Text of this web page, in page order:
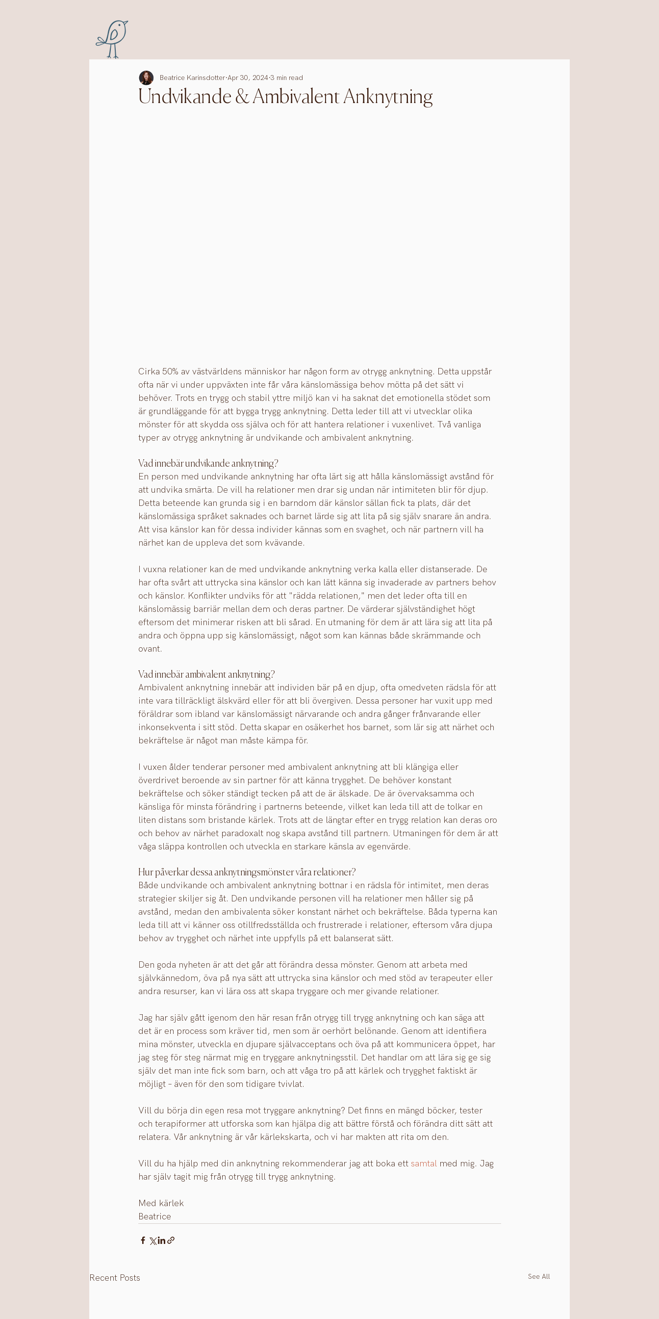
Undvikande & Ambivalent Anknytning
Beatrice Karinsdotter Apr 30, 2024 3 min read
Cirka 50% av västvärldens människor har någon form av otrygg anknytning. Detta uppstår
ofta när vi under uppväxten inte får våra känslomässiga behov mötta på det sätt vi
behöver. Trots en trygg och stabil yttre miljö kan vi ha saknat det emotionella stödet som
är grundläggande för att bygga trygg anknytning. Detta leder till att vi utvecklar olika
mönster för att skydda oss själva och för att hantera relationer i vuxenlivet. Två vanliga
typer av otrygg anknytning är undvikande och ambivalent anknytning.
Vad innebär undvikande anknytning?
En person med undvikande anknytning har ofta lärt sig att hålla känslomässigt avstånd för
att undvika smärta. De vill ha relationer men drar sig undan när intimiteten blir för djup.
Detta beteende kan grunda sig i en barndom där känslor sällan fick ta plats, där det
känslomässiga språket saknades och barnet lärde sig att lita på sig själv snarare än andra.
Att visa känslor kan för dessa individer kännas som en svaghet, och när partnern vill ha
närhet kan de uppleva det som kvävande.
I vuxna relationer kan de med undvikande anknytning verka kalla eller distanserade. De
har ofta svårt att uttrycka sina känslor och kan lätt känna sig invaderade av partners behov
och känslor. Konflikter undviks för att "rädda relationen," men det leder ofta till en
känslomässig barriär mellan dem och deras partner. De värderar självständighet högt
eftersom det minimerar risken att bli sårad. En utmaning för dem är att lära sig att lita på
andra och öppna upp sig känslomässigt, något som kan kännas både skrämmande och
ovant.
Vad innebär ambivalent anknytning?
Ambivalent anknytning innebär att individen bär på en djup, ofta omedveten rädsla för att
inte vara tillräckligt älskvärd eller för att bli övergiven. Dessa personer har vuxit upp med
föräldrar som ibland var känslomässigt närvarande och andra gånger frånvarande eller
inkonsekventa i sitt stöd. Detta skapar en osäkerhet hos barnet, som lär sig att närhet och
bekräftelse är något man måste kämpa för.
I vuxen ålder tenderar personer med ambivalent anknytning att bli klängiga eller
överdrivet beroende av sin partner för att känna trygghet. De behöver konstant
bekräftelse och söker ständigt tecken på att de är älskade. De är övervaksamma och
känsliga för minsta förändring i partnerns beteende, vilket kan leda till att de tolkar en
liten distans som bristande kärlek. Trots att de längtar efter en trygg relation kan deras oro
och behov av närhet paradoxalt nog skapa avstånd till partnern. Utmaningen för dem är att
våga släppa kontrollen och utveckla en starkare känsla av egenvärde.
Hur påverkar dessa anknytningsmönster våra relationer?
Både undvikande och ambivalent anknytning bottnar i en rädsla för intimitet, men deras
strategier skiljer sig åt. Den undvikande personen vill ha relationer men håller sig på
avstånd, medan den ambivalenta söker konstant närhet och bekräftelse. Båda typerna kan
leda till att vi känner oss otillfredsställda och frustrerade i relationer, eftersom våra djupa
behov av trygghet och närhet inte uppfylls på ett balanserat sätt.
Den goda nyheten är att det går att förändra dessa mönster. Genom att arbeta med
självkännedom, öva på nya sätt att uttrycka sina känslor och med stöd av terapeuter eller
andra resurser, kan vi lära oss att skapa tryggare och mer givande relationer.
Jag har själv gått igenom den här resan från otrygg till trygg anknytning och kan säga att
det är en process som kräver tid, men som är oerhört belönande. Genom att identifiera
mina mönster, utveckla en djupare självacceptans och öva på att kommunicera öppet, har
jag steg för steg närmat mig en tryggare anknytningsstil. Det handlar om att lära sig ge sig
själv det man inte fick som barn, och att våga tro på att kärlek och trygghet faktiskt är
möjligt – även för den som tidigare tvivlat.
Vill du börja din egen resa mot tryggare anknytning? Det finns en mängd böcker, tester
och terapiformer att utforska som kan hjälpa dig att bättre förstå och förändra ditt sätt att
relatera. Vår anknytning är vår kärlekskarta, och vi har makten att rita om den.
Vill du ha hjälp med din anknytning rekommenderar jag att boka ett samtal med mig. Jag
har själv tagit mig från otrygg till trygg anknytning.
Med kärlek
Beatrice
Recent Posts See All